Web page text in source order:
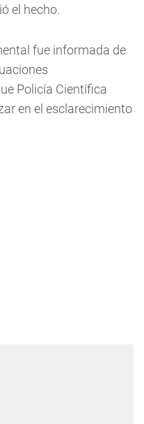
el hecho.
fue informada de
Policía Científica
en el esclarecimiento